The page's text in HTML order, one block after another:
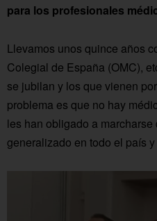
para los profesionales
Llevamos unos quince años
Colegial de España (OMC),
se jubilan y los que vienen
problema es que no hay
les han obligado a marcharse
generalizado en todo el país y